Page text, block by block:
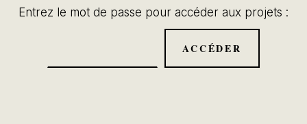
Entrez le mot de passe pour accéder aux projets :